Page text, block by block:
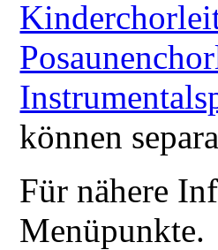
können
Für nähere
Menüpunkte.